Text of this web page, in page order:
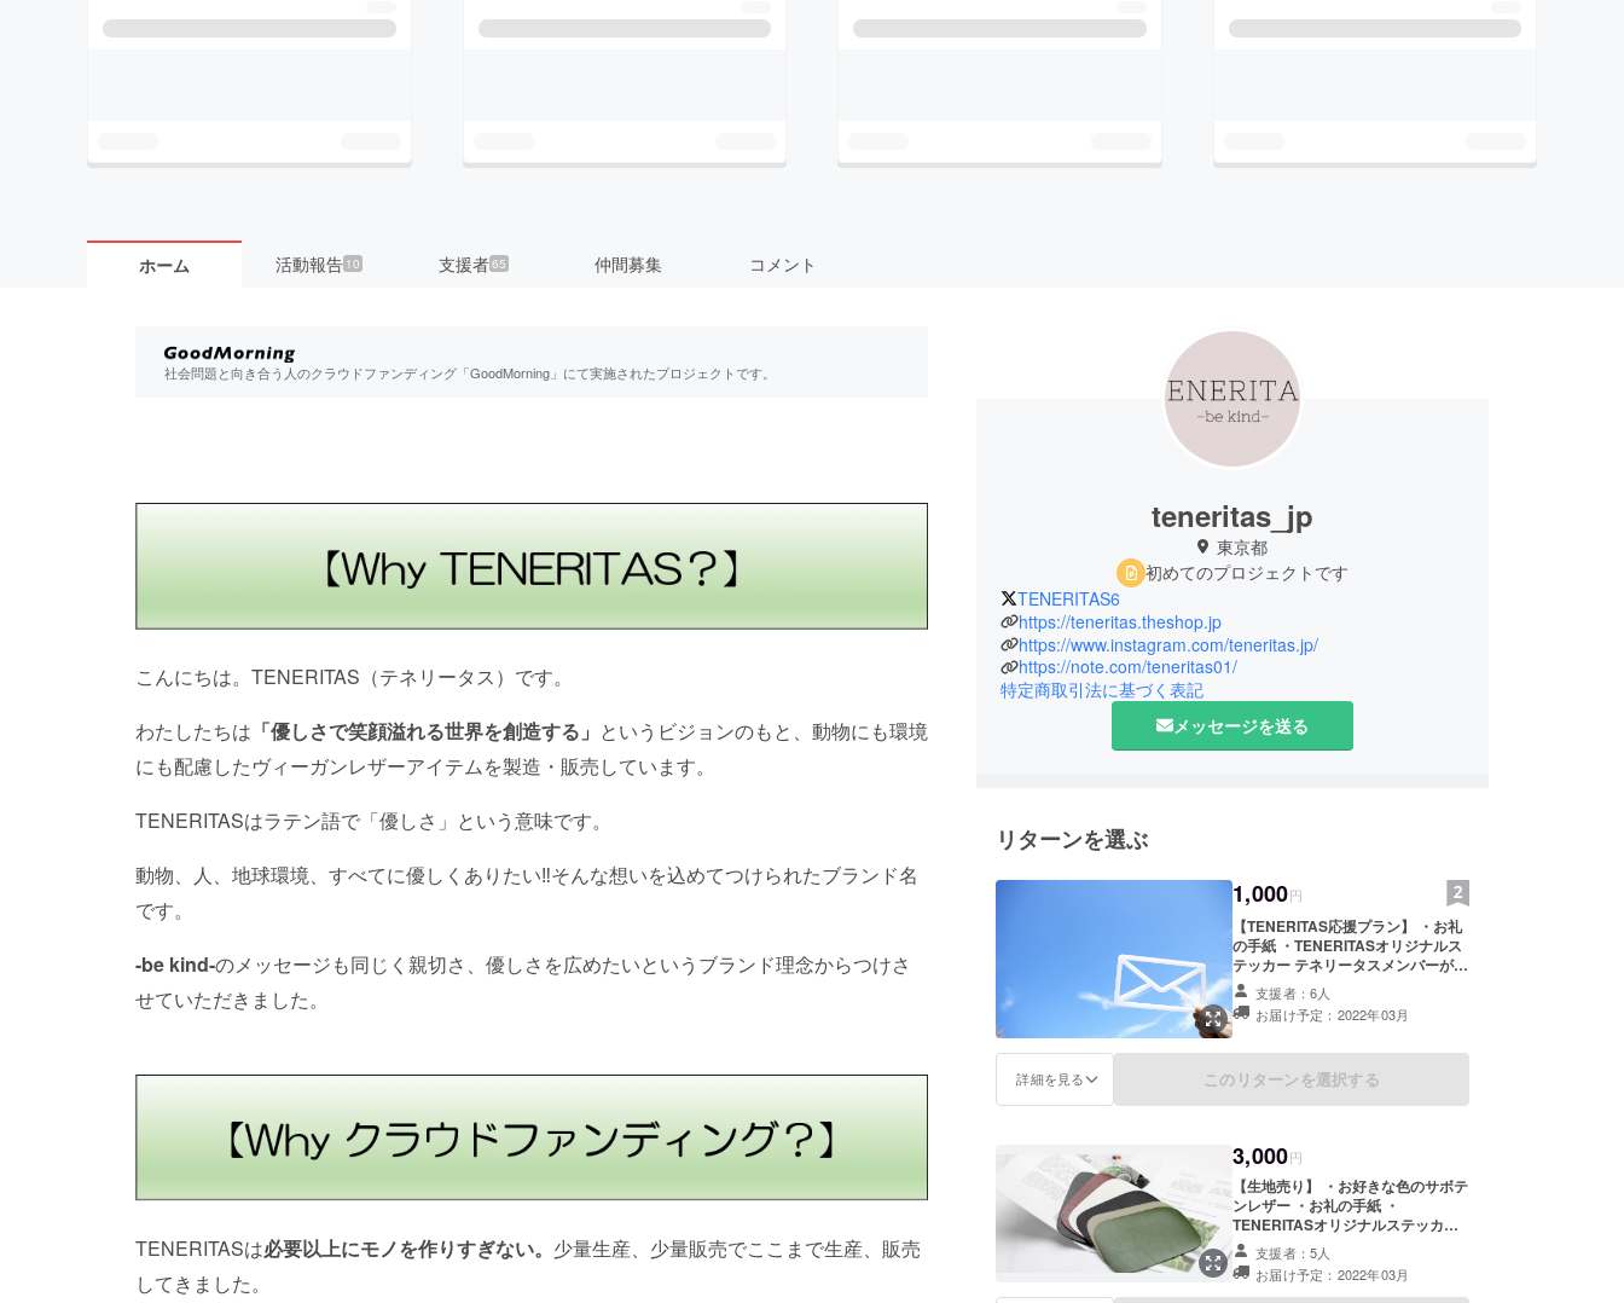
ホーム 活動報告 10 支援者65 仲間募集 コメント
社会問題と向き合う人のクラウドファンディング「GoodMorning」にて実施されたプロジェクトです。
こんにちは。TENERITAS（テネリータス）です。
わたしたちは 「優しさで笑顔溢れる世界を創造する」 というビジョンのもと、動物にも環境
にも配慮したヴィーガンレザーアイテムを製造・販売しています。
TENERITASはラテン語で「優しさ」という意味です。
動物、人、地球環境、すべてに優しくありたい‼︎そんな想いを込めてつけられたブランド名
です。
-be kind-のメッセージも同じく親切さ、優しさを広めたいというブランド理念からつけさ
せていただきました。
TENERITASは必要以上にモノを作りすぎない。 少量生産、少量販売でここまで生産、販売
してきました。
teneritas_jp
東京都
初めてのプロジェクトです
TENERITAS6
https://teneritas.theshop.jp
https://www.instagram.com/teneritas.jp/
https://note.com/teneritas01/
特定商取引法に基づく表記
メッセージを送る
リターンを選ぶ
1,000円
【TENERITAS応援プラン】 ・お礼
の手紙 ・TENERITASオリジナルス
テッカー テネリータスメンバーが感
謝の気持ちを込めてお一人おひとり
に手書きのメッセージを書かせてい
ただきます。
支援者：6人
お届け予定：2022年03月
詳細を見る このリターンを選択する
3,000円
【生地売り】 ・お好きな色のサボテ
ンレザー ・お礼の手紙 ・
TENERITASオリジナルステッカー
30cm×30cmにカットしたサボテ
ンレザー。 ハンドメイドでアイテ
ム作りたい方などにオススメです。
支援者：5人
お届け予定：2022年03月